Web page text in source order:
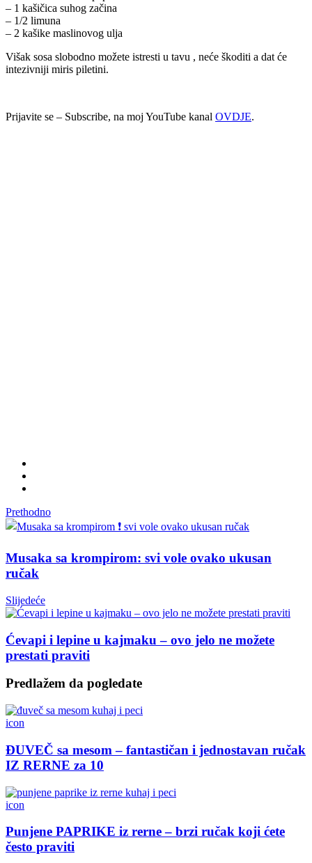
– 1 kašičica suhog začina
– 1/2 limuna
– 2 kašike maslinovog ulja
Višak sosa slobodno možete istresti u tavu , neće škoditi a dat će
intezivniji miris piletini.
Prijavite se – Subscribe, na moj YouTube kanal OVDJE.
Prethodno
Musaka sa krompirom: svi vole ovako ukusan
ručak
Slijedeće
Ćevapi i lepine u kajmaku – ovo jelo ne možete
prestati praviti
Predlažem da pogledate
icon
ĐUVEČ sa mesom – fantastičan i jednostavan ručak
IZ RERNE za 10
icon
Punjene PAPRIKE iz rerne – brzi ručak koji ćete
često praviti